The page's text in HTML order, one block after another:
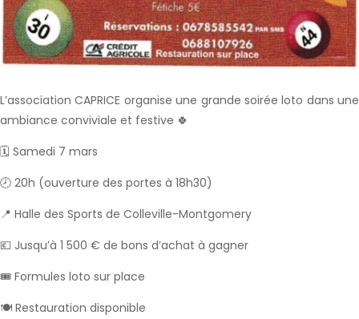
L’association CAPRICE organise une grande soirée loto dans une
ambiance conviviale et festive 🍀
🗓️ Samedi 7 mars
🕗 20h (ouverture des portes à 18h30)
📍 Halle des Sports de Colleville-Montgomery
💶 Jusqu’à 1 500 € de bons d’achat à gagner
🎟️ Formules loto sur place
🍽️ Restauration disponible